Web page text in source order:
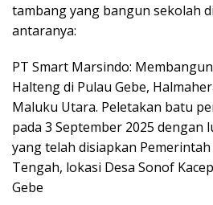
tambang yang bangun sekolah
antaranya:
PT Smart Marsindo:
Halteng di Pulau Gebe,
Maluku Utara. Peletakan batu
pada 3 September 2025 dengan
yang telah disiapkan
Tengah, lokasi Desa Sonof
Gebe